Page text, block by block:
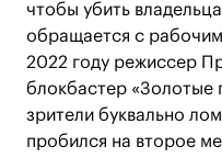
чтобы убить
обращается с
2022 году режиссер
блокбастер «Золотые
зрители буквально
пробился на второе